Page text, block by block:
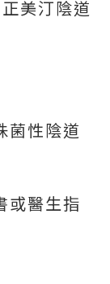
美汀陰道
菌性陰道
或醫生指